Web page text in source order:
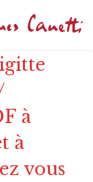
à
à
vous